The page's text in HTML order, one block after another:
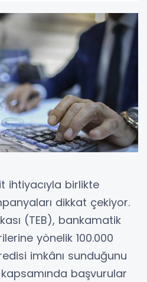
ihtiyacıyla birlikte
dikkat çekiyor.
(TEB), bankamatik
yönelik 100.000
imkânı sunduğunu
başvurular